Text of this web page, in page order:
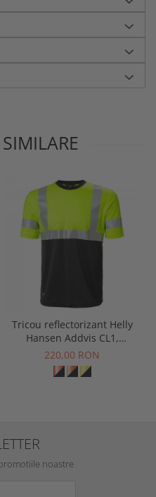
Tricou reflectorizant Helly
Hansen Addvis CL1,
galben/negru abanos, XS
220,00 RON
noastre